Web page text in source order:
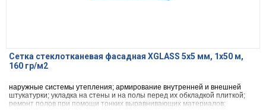
Сетка стеклотканевая фасадная XGLASS 5х5 мм, 1х50 м,
160 гр/м2
наружные системы утепления; армирование внутренней и внешней
штукатурки; укладка на стены и на полы перед их обкладкой плиткой;
ремонт полов при помощи тонких выравнивающих материалов;